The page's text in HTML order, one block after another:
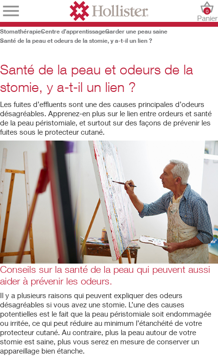
Panier
0
StomathérapieCentre d’apprentissageGarder une peau saine
Santé de la peau et odeurs de la stomie, y a-t-il un lien ?
Santé de la peau et odeurs de la
stomie, y a-t-il un lien ?
Les fuites d’effluents sont une des causes principales d’odeurs
désagréables. Apprenez-en plus sur le lien entre ordeurs et santé
de la peau péristomiale, et surtout sur des façons de prévenir les
fuites sous le protecteur cutané.
Conseils sur la santé de la peau qui peuvent aussi
aider à prévenir les odeurs.
Il y a plusieurs raisons qui peuvent expliquer des odeurs
désagréables si vous avez une stomie. L’une des causes
potentielles est le fait que la peau péristomiale soit endommagée
ou irritée, ce qui peut réduire au minimum l’étanchéité de votre
protecteur cutané. Au contraire, plus la peau autour de votre
stomie est saine, plus vous serez en mesure de conserver un
appareillage bien étanche.